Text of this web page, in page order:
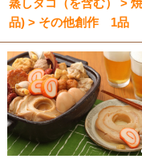
蒸しダコ（を含む） >
品) > その他創作 1品